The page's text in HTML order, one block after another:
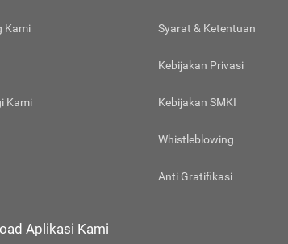
Kami
Kami
Syarat & Ketentuan
Kebijakan Privasi
Kebijakan SMKI
Whistleblowing
Anti Gratifikasi
Aplikasi Kami